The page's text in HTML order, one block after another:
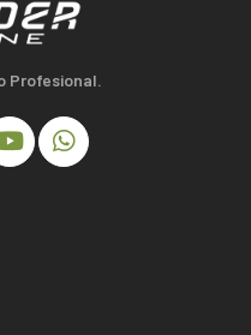
Profesional.